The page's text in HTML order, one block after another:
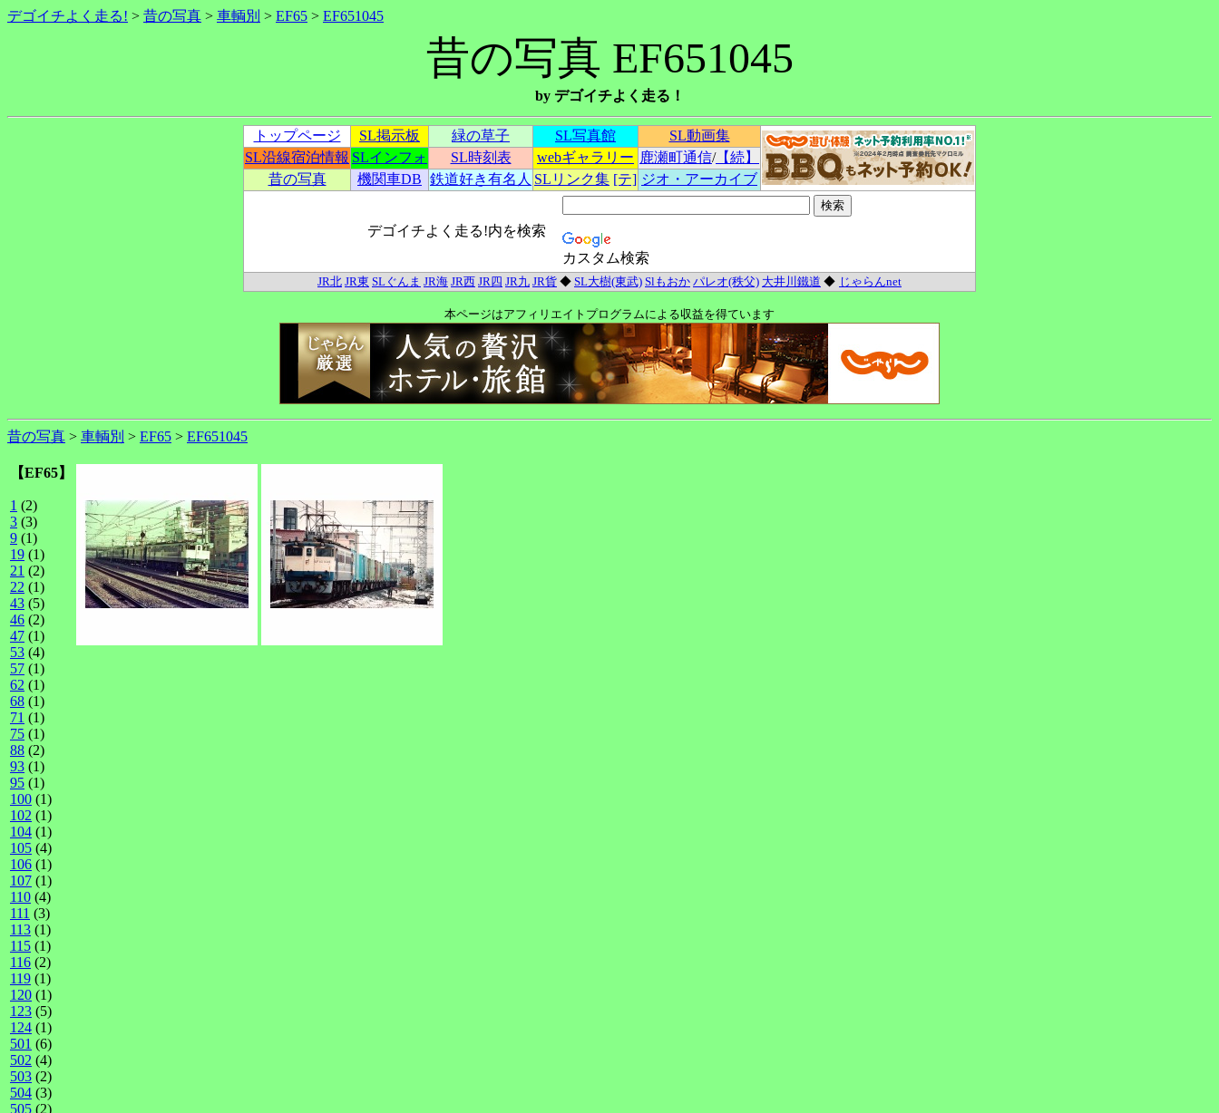
デゴイチよく走る! > 昔の写真 > 車輌別 > EF65 > EF651045
昔の写真 EF651045
by デゴイチよく走る！
トップページ SL掲示板 緑の草子 SL写真館
SL動画集
SL沿線宿泊情報 SLインフォ SL時刻表 webギャラリー 鹿瀬町通信/【続】
昔の写真
機関車DB 鉄道好き有名人 SLリンク集 [テ] ジオ・アーカイブ
デゴイチよく走る!内を検索
カスタム検索
JR北 JR東 SLぐんま JR海 JR西 JR四 JR九 JR貨 ◆ SL大樹(東武) Slもおか パレオ(秩父) 大井川鐵道 ◆ じゃらんnet
本ページはアフィリエイトプログラムによる収益を得ています
昔の写真 > 車輌別 > EF65 > EF651045
【EF65】
1 (2)
3 (3)
9 (1)
19 (1)
21 (2)
22 (1)
43 (5)
46 (2)
47 (1)
53 (4)
57 (1)
62 (1)
68 (1)
71 (1)
75 (1)
88 (2)
93 (1)
95 (1)
100 (1)
102 (1)
104 (1)
105 (4)
106 (1)
107 (1)
110 (4)
111 (3)
113 (1)
115 (1)
116 (2)
119 (1)
120 (1)
123 (5)
124 (1)
501 (6)
502 (4)
503 (2)
504 (3)
505 (2)